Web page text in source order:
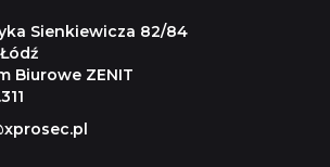
Sienkiewicza 82/84
Biurowe ZENIT